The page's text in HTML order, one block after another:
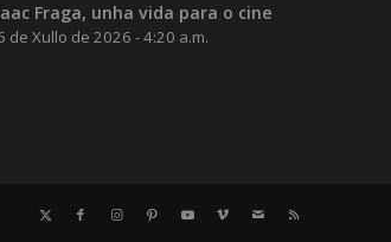
Fraga, unha vida para o cine
de Xullo de 2026 - 4:20 a.m.